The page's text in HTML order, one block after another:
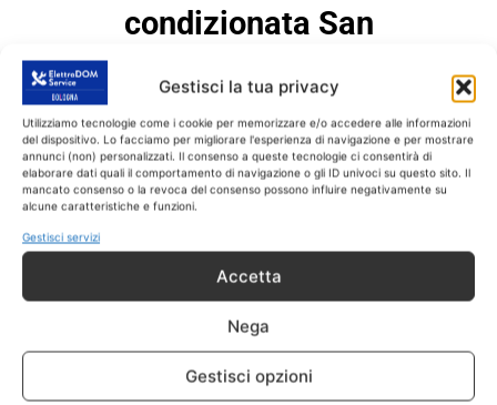
Gestisci la tua privacy
Utilizziamo tecnologie come i cookie per memorizzare e/o accedere alle informazioni
del dispositivo. Lo facciamo per migliorare l'esperienza di navigazione e per mostrare
annunci (non) personalizzati. Il consenso a queste tecnologie ci consentirà di
elaborare dati quali il comportamento di navigazione o gli ID univoci su questo sito. Il
mancato consenso o la revoca del consenso possono influire negativamente su
alcune caratteristiche e funzioni.
Gestisci servizi
Accetta
Nega
Gestisci opzioni
condizionata San
Se allora il tuo condizionatoredi qualsiasi
marca fuori garanzia non funziona più o ha dei
problemi, chiamaci con fiducia. Il nostro
servizio di aria condizionata San Lazzaro
esegue riparazioni e assistenza entro 24 o 48
ore dalla chiamata di intervento.
ARIA CONDIZIONATA San
Lazzaro
RICAMBI CON GARANZIA 1
ANNO